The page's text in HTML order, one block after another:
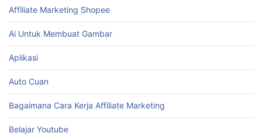
Affiliate Marketing Shopee
Ai Untuk Membuat Gambar
Aplikasi
Auto Cuan
Bagaimana Cara Kerja Affiliate Marketing
Belajar Youtube